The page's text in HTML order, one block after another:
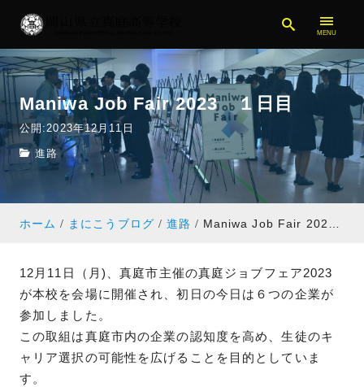
Maniwa Job Fair 2023 １日目
公開:2023年12月11日
進路
ホーム まにこうブログ 進路 Maniwa Job Fair 2023 １日目
12月11日（月)、真庭市主催の真庭ジョブフェア2023
が本校を会場に開催され、初日の今日は６つの企業が
参加しました。
この取組は真庭市内の企業の認知度を高め、生徒のキ
ャリア選択の可能性を広げることを目的としていま
す。